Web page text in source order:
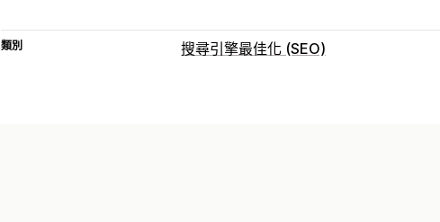
類別 搜尋引擎最佳化 (SEO)